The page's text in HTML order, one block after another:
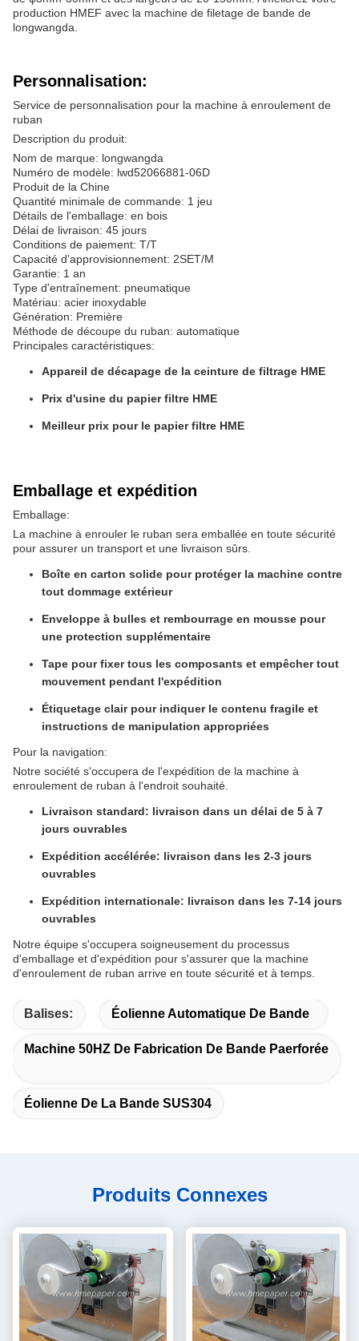
production HMEF avec la machine de filetage de bande de
longwangda.
Personnalisation:
Service de personnalisation pour la machine à enroulement de
ruban
Description du produit:
Nom de marque: longwangda
Numéro de modèle: lwd52066881-06D
Produit de la Chine
Quantité minimale de commande: 1 jeu
Détails de l'emballage: en bois
Délai de livraison: 45 jours
Conditions de paiement: T/T
Capacité d'approvisionnement: 2SET/M
Garantie: 1 an
Type d'entraînement: pneumatique
Matériau: acier inoxydable
Génération: Première
Méthode de découpe du ruban: automatique
Principales caractéristiques:
Appareil de décapage de la ceinture de filtrage HME
Prix d'usine du papier filtre HME
Meilleur prix pour le papier filtre HME
Emballage et expédition
Emballage:
La machine à enrouler le ruban sera emballée en toute sécurité
pour assurer un transport et une livraison sûrs.
Boîte en carton solide pour protéger la machine contre
tout dommage extérieur
Enveloppe à bulles et rembourrage en mousse pour
une protection supplémentaire
Tape pour fixer tous les composants et empêcher tout
mouvement pendant l'expédition
Étiquetage clair pour indiquer le contenu fragile et
instructions de manipulation appropriées
Pour la navigation:
Notre société s'occupera de l'expédition de la machine à
enroulement de ruban à l'endroit souhaité.
Livraison standard: livraison dans un délai de 5 à 7
jours ouvrables
Expédition accélérée: livraison dans les 2-3 jours
ouvrables
Expédition internationale: livraison dans les 7-14 jours
ouvrables
Notre équipe s'occupera soigneusement du processus
d'emballage et d'expédition pour s'assurer que la machine
d'enroulement de ruban arrive en toute sécurité et à temps.
Balises: Éolienne Automatique De Bande
Machine 50HZ De Fabrication De Bande Paerforée
Éolienne De La Bande SUS304
Produits Connexes